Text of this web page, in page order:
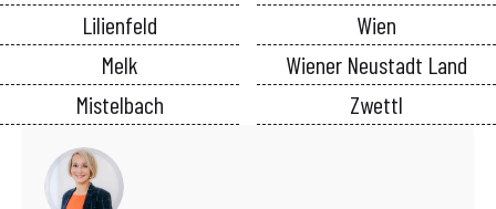
Lilienfeld
Melk
Mistelbach
Wien
Wiener Neustadt Land
Zwettl